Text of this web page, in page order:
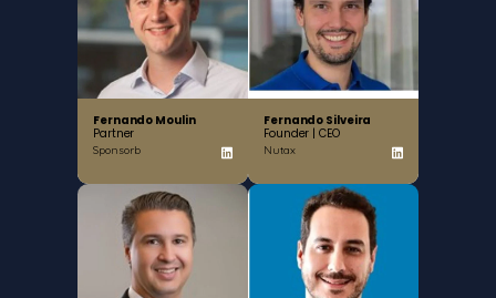
Fernando Moulin
Partner
Sponsorb
Fernando Silveira
Founder | CEO
Nutax